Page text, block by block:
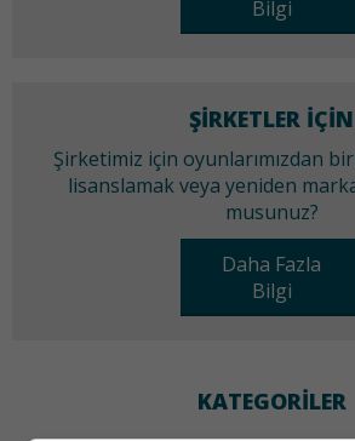
Bilgi
ŞIRKETLER IÇIN
Şirketimiz için oyunlarımızdan
lisanslamak veya yeniden
musunuz?
Daha Fazla
Bilgi
KATEGORILER